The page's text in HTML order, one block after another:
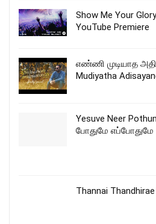
Show Me Your
YouTube Premiere
எண்ணி முடியாத
Mudiyatha
Yesuve Neer
போதுமே எப்போதுமே
Thannai